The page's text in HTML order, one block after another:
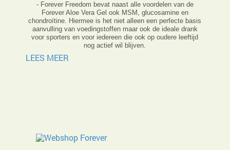
- Forever Freedom bevat naast alle voordelen van de
Forever Aloe Vera Gel ook MSM, glucosamine en
chondroïtine. Hiermee is het niet alleen een perfecte basis
aanvulling van voedingstoffen maar ook de ideale drank
voor sporters en voor iedereen die ook op oudere leeftijd
nog actief wil blijven.
LEES MEER